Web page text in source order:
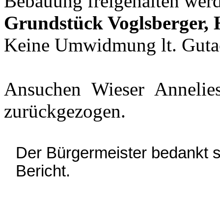
Grundstück Voglsberger,
Keine Umwidmung lt.
Ansuchen Wieser
zurückgezogen.
Der Bürgermeister bedankt
Bericht.